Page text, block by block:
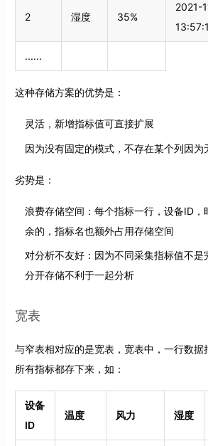
2 湿度 35%
2021-
......
这种存储方案的优势是：
灵活，新增指标值可直接扩展
因为没有固定的模式，不存在某个列因为
劣势是：
浪费存储空间：每个指标一行，设备ID，
余的，指标名也额外占用存储空间
对分析不友好：因为不同采集指标值不是
分开存储不利于一起分析
宽表
与窄表相对应的是宽表，宽表中，一行数据
所有指标都存下来，如：
设备
ID
温度 风力 湿度